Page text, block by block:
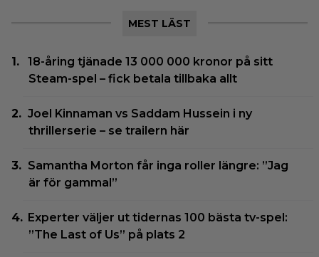
MEST LÄST
18-åring tjänade 13 000 000 kronor på sitt
Steam-spel – fick betala tillbaka allt
Joel Kinnaman vs Saddam Hussein i ny
thrillerserie – se trailern här
Samantha Morton får inga roller längre: ”Jag
är för gammal”
Experter väljer ut tidernas 100 bästa tv-spel:
”The Last of Us” på plats 2